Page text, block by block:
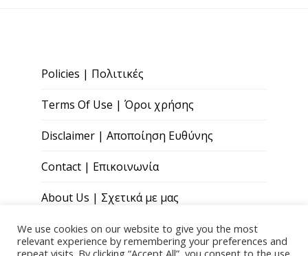
Policies | Πολιτικές
Terms Of Use | Όροι χρήσης
Disclaimer | Αποποίηση Ευθύνης
Contact | Επικοινωνία
About Us | Σχετικά με μας
We use cookies on our website to give you the most
relevant experience by remembering your preferences and
repeat visits. By clicking “Accept All”, you consent to the use